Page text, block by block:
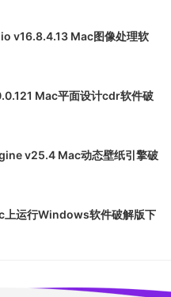
v16.8.4.13 Mac图像处理软
Mac平面设计cdr软件破
v25.4 Mac动态壁纸引擎破
运行Windows软件破解版下